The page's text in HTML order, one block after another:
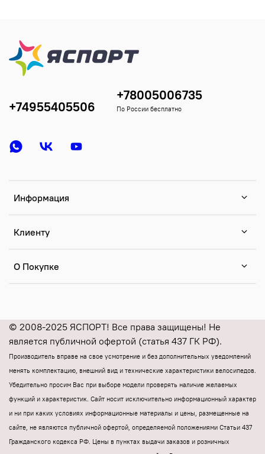
Информация
Клиенту
О Покупке
+74955405506
+78005006735
По России бесплатно
© 2008-2025 ЯСПОРТ! Все права защищены! Не
является публичной офертой (статья 437 ГК РФ).
Производитель вправе на свое усмотрение и без дополнительных уведомлений
менять комплектацию, внешний вид и технические характеристики велосипедов.
Убедительно просим Вас при выборе модели проверять наличие желаемых
функций и характеристик. Cайт носит исключительно информационный характер
и ни при каких условиях информационные материалы и цены, размещенные на
сайте, не являются публичной офертой, определяемой положениями Статьи 437
Гражданского кодекса РФ. Цены в пунктах выдачи заказов и розничных